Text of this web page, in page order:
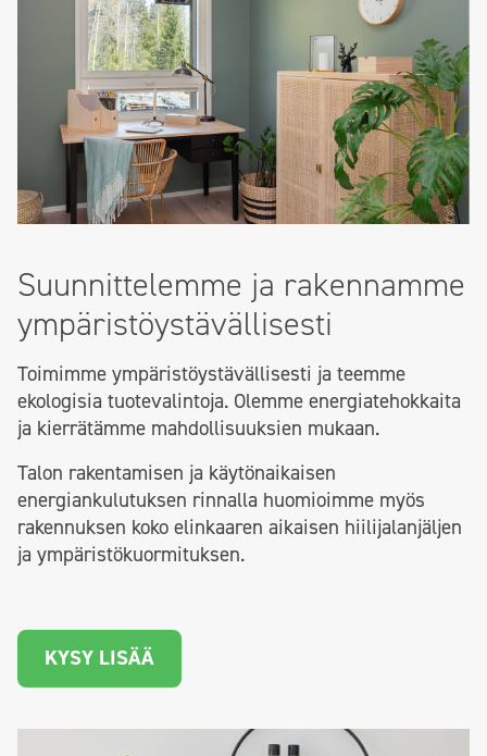
Suunnittelemme ja rakennamme
ympäristöystävällisesti
Toimimme ympäristöystävällisesti ja teemme
ekologisia tuotevalintoja. Olemme energiatehokkaita
ja kierrätämme mahdollisuuksien mukaan.
Talon rakentamisen ja käytönaikaisen
energiankulutuksen rinnalla huomioimme myös
rakennuksen koko elinkaaren aikaisen hiilijalanjäljen
ja ympäristökuormituksen.
KYSY LISÄÄ